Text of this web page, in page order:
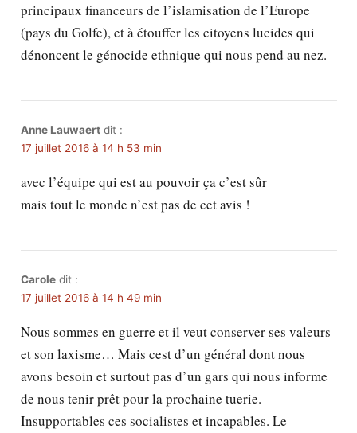
principaux financeurs de l’islamisation de l’Europe
(pays du Golfe), et à étouffer les citoyens lucides qui
dénoncent le génocide ethnique qui nous pend au nez.
Anne Lauwaert dit :
17 juillet 2016 à 14 h 53 min
avec l’équipe qui est au pouvoir ça c’est sûr
mais tout le monde n’est pas de cet avis !
Carole dit :
17 juillet 2016 à 14 h 49 min
Nous sommes en guerre et il veut conserver ses valeurs
et son laxisme… Mais cest d’un général dont nous
avons besoin et surtout pas d’un gars qui nous informe
de nous tenir prêt pour la prochaine tuerie.
Insupportables ces socialistes et incapables. Le